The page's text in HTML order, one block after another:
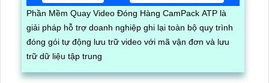
Phần Mềm Quay Video Đóng Hàng CamPack ATP là
giải pháp hỗ trợ doanh nghiệp ghi lại toàn bộ quy trình
đóng gói tự động lưu trữ video với mã vận đơn và lưu
trữ dữ liệu tập trung